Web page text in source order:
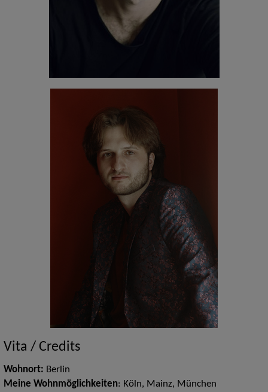
Vita / Credits
Wohnort: Berlin
Meine Wohnmöglichkeiten: Köln, Mainz, München